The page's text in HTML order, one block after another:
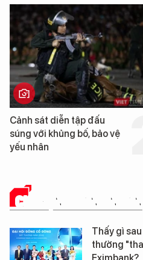
Trung Quốc phát hiện “mỏ
cao su tự nhiên” từ một
loài cỏ dại mọc trên đất
CHUYỆN DOANH NHÂN
Thấy gì
thường
Eximbank?